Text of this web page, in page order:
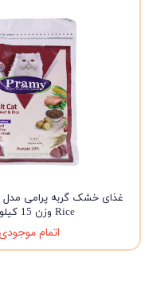
Rice وزن 15 کیلوگرم
اتمام موجودی